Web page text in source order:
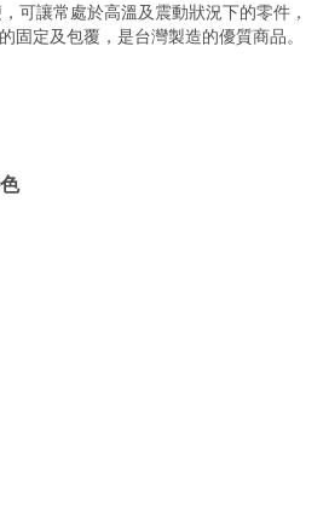
可讓常處於高溫及震動狀況下的零件，
定及包覆，是台灣製造的優質商品。